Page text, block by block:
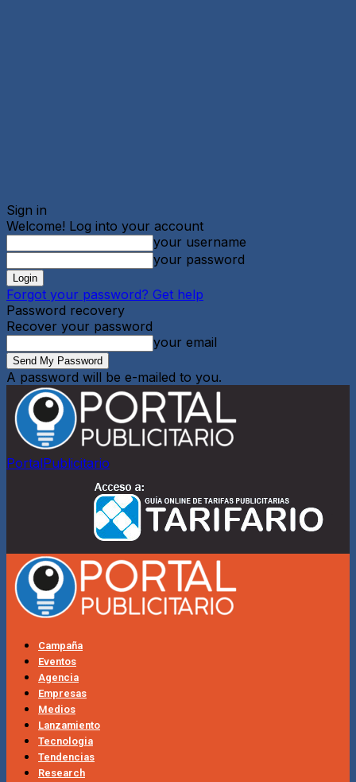
Sign in
Welcome! Log into your account
your username
your password
Forgot your password? Get help
Password recovery
Recover your password
your email
A password will be e-mailed to you.
PortalPublicitario
Campaña
Eventos
Agencia
Empresas
Medios
Lanzamiento
Tecnologia
Tendencias
Research